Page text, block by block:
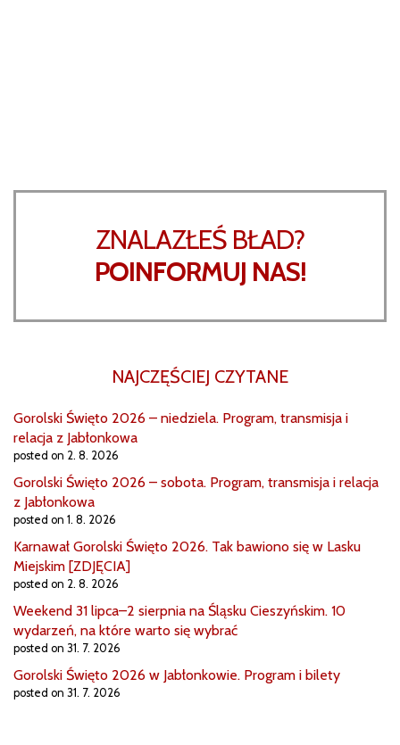
ZNALAZŁEŚ BŁAD?
POINFORMUJ NAS!
NAJCZĘŚCIEJ CZYTANE
Gorolski Święto 2026 – niedziela. Program, transmisja i
relacja z Jabłonkowa
posted on 2. 8. 2026
Gorolski Święto 2026 – sobota. Program, transmisja i relacja
z Jabłonkowa
posted on 1. 8. 2026
Karnawał Gorolski Święto 2026. Tak bawiono się w Lasku
Miejskim [ZDJĘCIA]
posted on 2. 8. 2026
Weekend 31 lipca–2 sierpnia na Śląsku Cieszyńskim. 10
wydarzeń, na które warto się wybrać
posted on 31. 7. 2026
Gorolski Święto 2026 w Jabłonkowie. Program i bilety
posted on 31. 7. 2026